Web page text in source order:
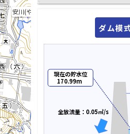
安川(やすかわ)
ダム模
現在の貯水位
170.99m
全放流量：0.05㎥/s